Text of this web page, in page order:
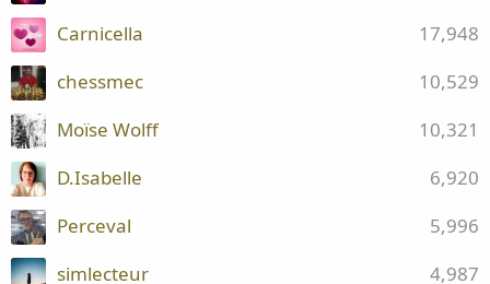
17,948
Carnicella
10,529
chessmec
10,321
Moïse Wolff
6,920
D.Isabelle
5,996
Perceval
4,987
simlecteur